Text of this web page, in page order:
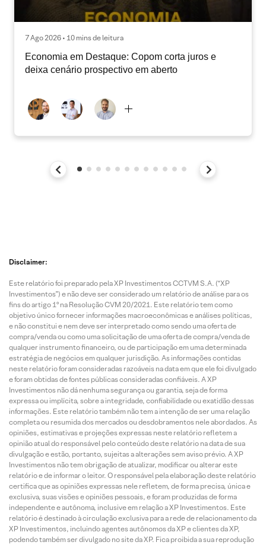
7 Ago 2026 • 10 mins de leitura
Economia em Destaque: Copom corta juros e
deixa cenário prospectivo em aberto
Disclaimer:
Este relatório foi preparado pela XP Investimentos CCTVM S.A. (“XP
Investimentos”) e não deve ser considerado um relatório de análise para os
fins do artigo 1º na Resolução CVM 20/2021. Este relatório tem como
objetivo único fornecer informações macroeconômicas e análises políticas,
e não constitui e nem deve ser interpretado como sendo uma oferta de
compra/venda ou como uma solicitação de uma oferta de compra/venda de
qualquer instrumento financeiro, ou de participação em uma determinada
estratégia de negócios em qualquer jurisdição. As informações contidas
neste relatório foram consideradas razoáveis na data em que ele foi divulgado
e foram obtidas de fontes públicas consideradas confiáveis. A XP
Investimentos não dá nenhuma segurança ou garantia, seja de forma
expressa ou implícita, sobre a integridade, confiabilidade ou exatidão dessas
informações. Este relatório também não tem a intenção de ser uma relação
completa ou resumida dos mercados ou desdobramentos nele abordados. As
opiniões, estimativas e projeções expressas neste relatório refletem a
opinião atual do responsável pelo conteúdo deste relatório na data de sua
divulgação e estão, portanto, sujeitas a alterações sem aviso prévio. A XP
Investimentos não tem obrigação de atualizar, modificar ou alterar este
relatório e de informar o leitor. O responsável pela elaboração deste relatório
certifica que as opiniões expressas nele refletem, de forma precisa, única e
exclusiva, suas visões e opiniões pessoais, e foram produzidas de forma
independente e autônoma, inclusive em relação a XP Investimentos. Este
relatório é destinado à circulação exclusiva para a rede de relacionamento da
XP Investimentos, incluindo agentes autônomos da XP e clientes da XP,
podendo também ser divulgado no site da XP. Fica proibida a sua reprodução